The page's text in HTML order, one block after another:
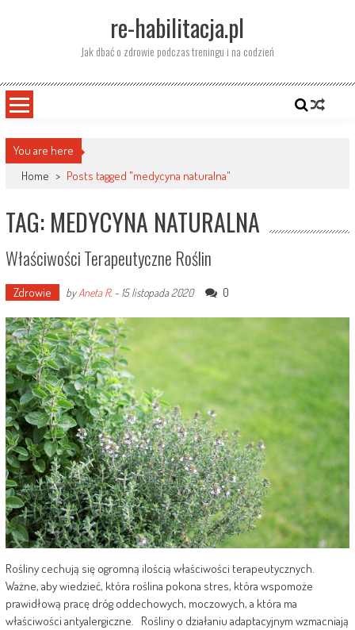
re-habilitacja.pl
Jak dbać o zdrowie podczas treningu i na codzień
You are here
Home > Posts tagged "medycyna naturalna"
TAG: MEDYCYNA NATURALNA
Właściwości Terapeutyczne Roślin
Zdrowie byAneta R.- 15 listopada 2020 0
Rośliny cechują się ogromną ilością właściwości terapeutycznych.
Ważne, aby wiedzieć, która roślina pokona stres, która wspomoże
prawidłową pracę dróg oddechowych, moczowych, a która ma
właściwości antyalergiczne. Rośliny o działaniu adaptacyjnym wzmacniają